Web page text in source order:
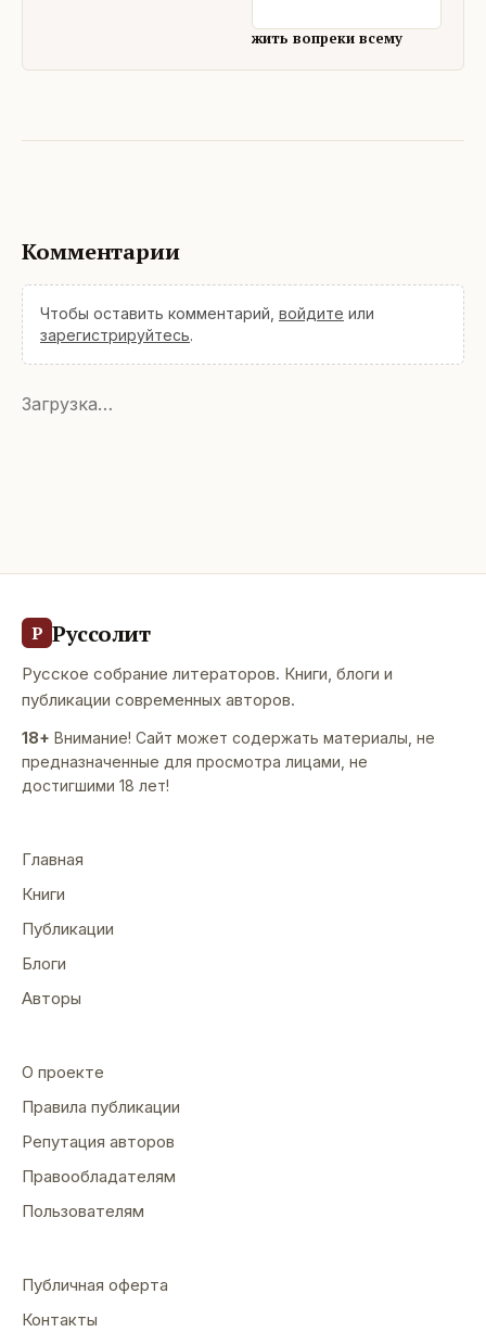
жить вопреки всему
Комментарии
Чтобы оставить комментарий, войдите или
зарегистрируйтесь.
Загрузка…
Р Руссолит
Русское собрание литераторов. Книги, блоги и
публикации современных авторов.
18+ Внимание! Сайт может содержать материалы, не
предназначенные для просмотра лицами, не
достигшими 18 лет!
Главная
Книги
Публикации
Блоги
Авторы
О проекте
Правила публикации
Репутация авторов
Правообладателям
Пользователям
Публичная оферта
Контакты